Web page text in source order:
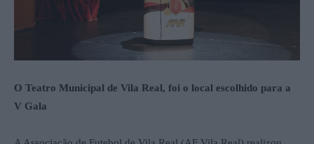
O Teatro Municipal de Vila Real, foi o local escolhido para a
V Gala